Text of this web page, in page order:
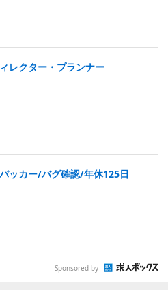
レクター・プランナー
ッカー/バグ確認/年休125日
Sponsored by